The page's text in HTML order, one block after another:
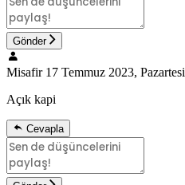
Gönder
Misafir 17 Temmuz 2023, Pazartesi
Açık kapi
Cevapla